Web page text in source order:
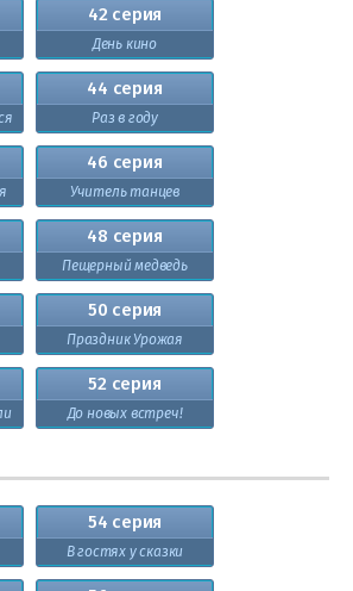
42 серия
День кино
44 серия
Раз в году
46 серия
Учитель танцев
48 серия
Пещерный медведь
50 серия
Праздник Урожая
52 серия
До новых встреч!
54 серия
В гостях у сказки